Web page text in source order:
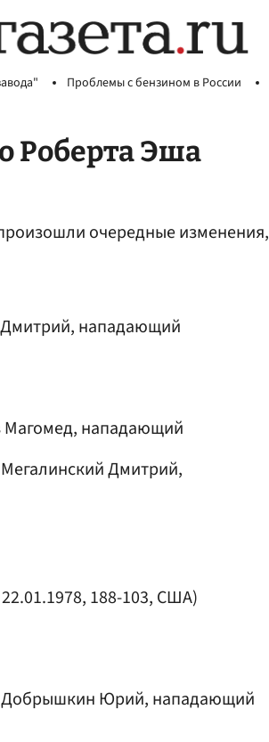
Проблемы с бензином в России
Роберта Эша
очередные изменения,
, нападающий
Магомед, нападающий
Мегалинский Дмитрий,
188-103, США)
Добрышкин Юрий, нападающий